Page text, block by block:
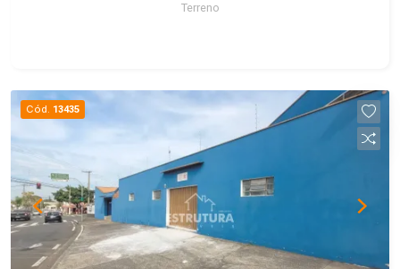
Terreno
Cód. 13435